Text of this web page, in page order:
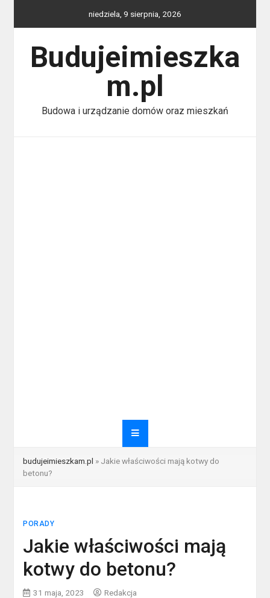
niedziela, 9 sierpnia, 2026
Budujeimieszka
m.pl
Budowa i urządzanie domów oraz mieszkań
budujeimieszkam.pl » Jakie właściwości mają kotwy do
betonu?
PORADY
Jakie właściwości mają
kotwy do betonu?
31 maja, 2023 Redakcja